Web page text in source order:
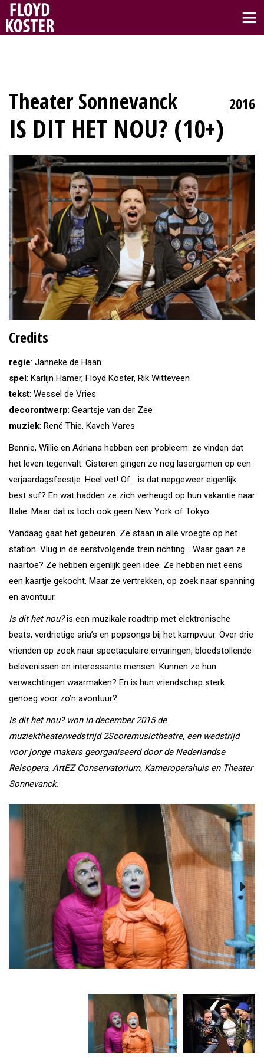
2016
Theater Sonnevanck
IS DIT HET NOU? (10+)
Credits
regie: Janneke de Haan
spel: Karlijn Hamer, Floyd Koster, Rik Witteveen
tekst: Wessel de Vries
decorontwerp: Geartsje van der Zee
muziek: René Thie, Kaveh Vares
Bennie, Willie en Adriana hebben een probleem: ze vinden dat
het leven tegenvalt. Gisteren gingen ze nog lasergamen op een
verjaardagsfeestje. Heel vet! Of… is dat nepgeweer eigenlijk
best suf? En wat hadden ze zich verheugd op hun vakantie naar
Italië. Maar dat is toch ook geen New York of Tokyo.
Vandaag gaat het gebeuren. Ze staan in alle vroegte op het
station. Vlug in de eerstvolgende trein richting… Waar gaan ze
naartoe? Ze hebben eigenlijk geen idee. Ze hebben niet eens
een kaartje gekocht. Maar ze vertrekken, op zoek naar spanning
en avontuur.
Is dit het nou?is een muzikale roadtrip met elektronische
beats, verdrietige aria’s en popsongs bij het kampvuur. Over drie
vrienden op zoek naar spectaculaire ervaringen, bloedstollende
belevenissen en interessante mensen. Kunnen ze hun
verwachtingen waarmaken? En is hun vriendschap sterk
genoeg voor zo’n avontuur?
Is dit het nou? won in december 2015 de
muziektheaterwedstrijd 2Scoremusictheatre, een wedstrijd
voor jonge makers georganiseerd door de Nederlandse
Reisopera, ArtEZ Conservatorium, Kameroperahuis en Theater
Sonnevanck.